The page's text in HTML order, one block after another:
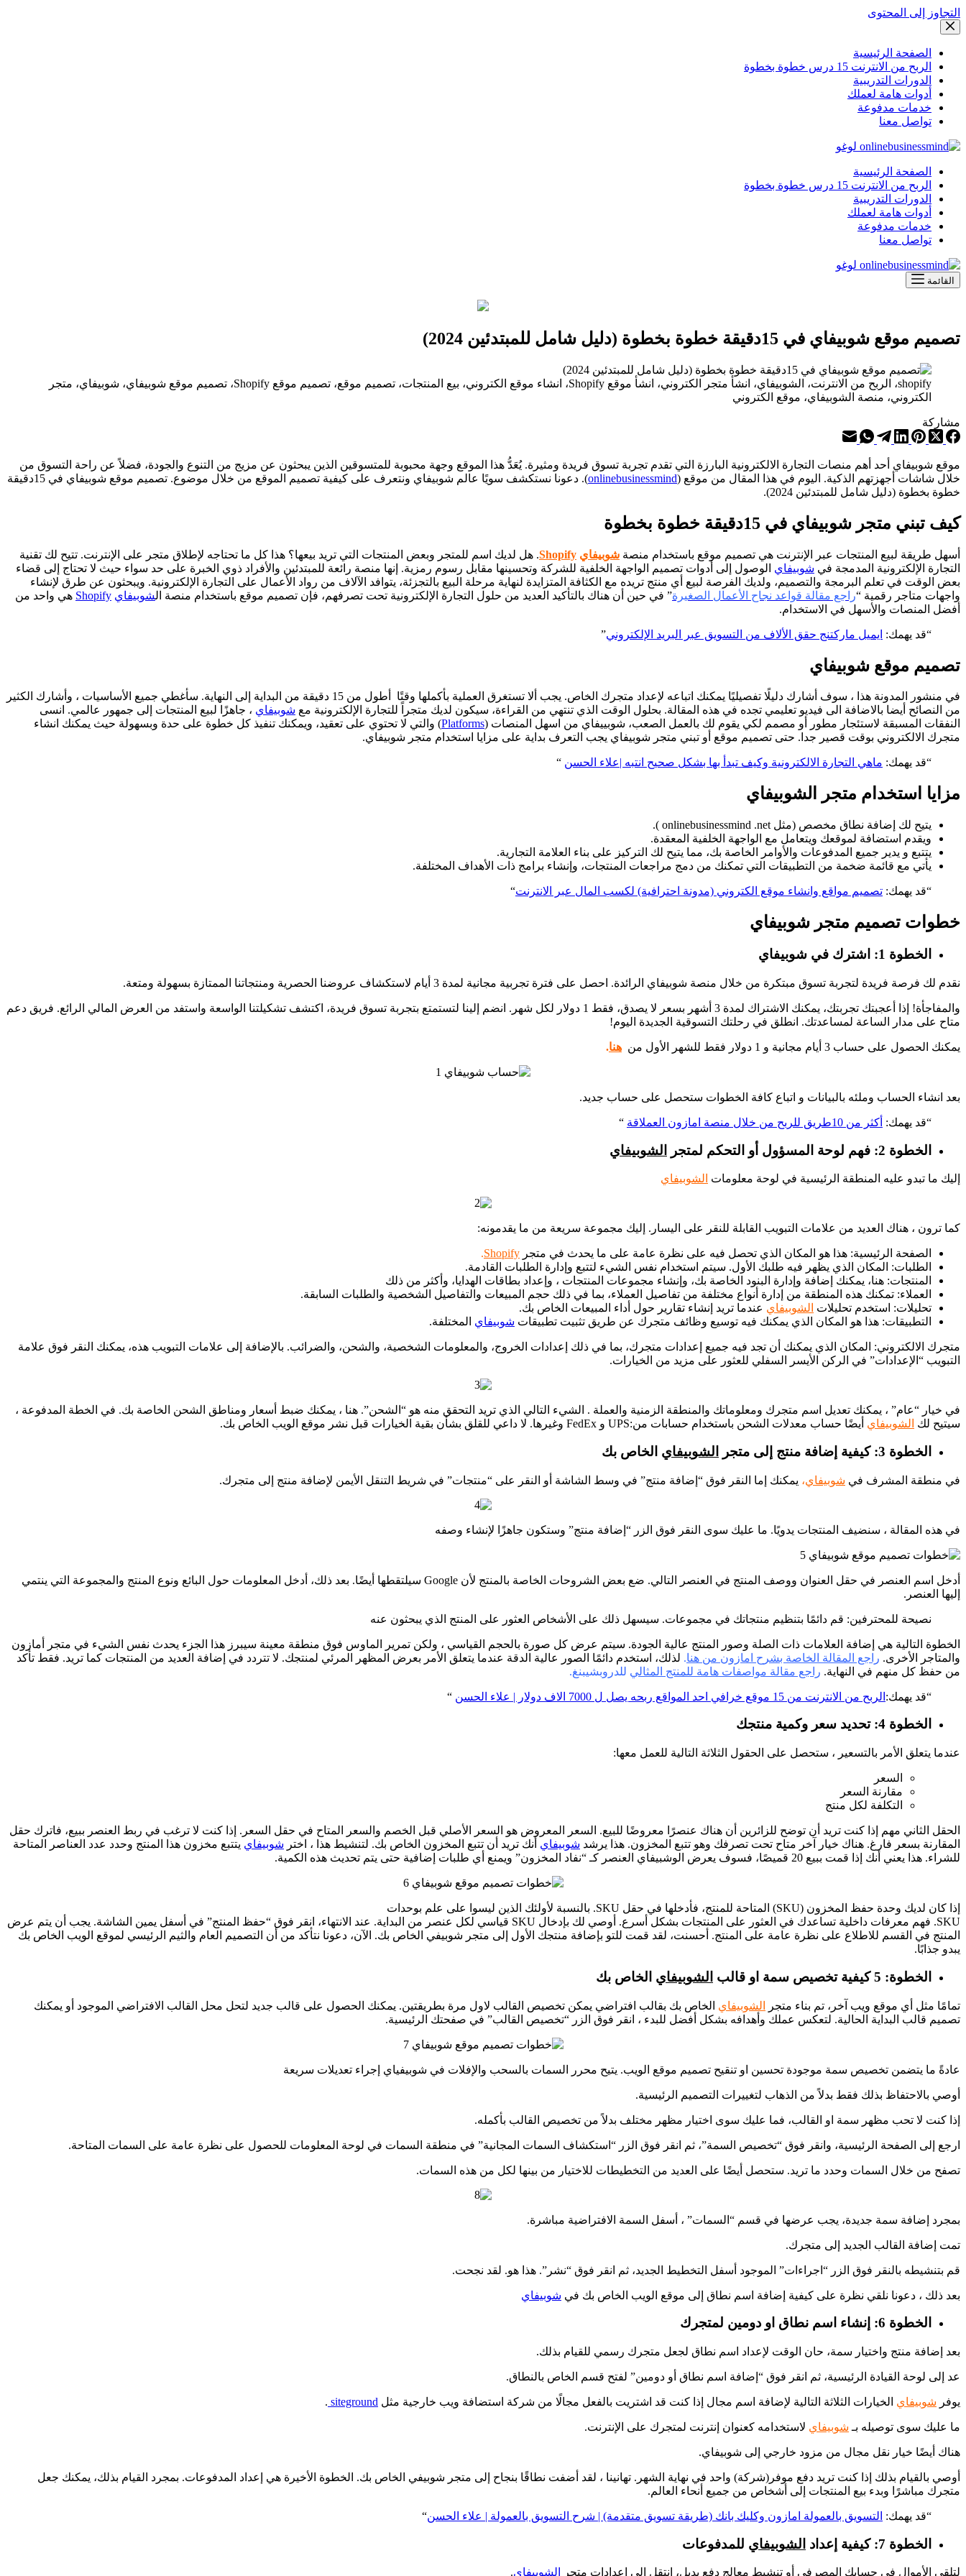
التجاوز إلى المحتوى
الصفحة الرئيسية
الربح من الانترنت 15 درس خطوة بخطوة
الدورات التدريبية
أدوات هامة لعملك
خدمات مدفوعة
تواصل معنا
الصفحة الرئيسية
الربح من الانترنت 15 درس خطوة بخطوة
الدورات التدريبية
أدوات هامة لعملك
خدمات مدفوعة
تواصل معنا
القائمة
تصميم موقع شوبيفاي في 15دقيقة خطوة بخطوة (دليل شامل للمبتدئين 2024)
shopify، الربح من الانترنت، الشوبيفاي، انشأ متجر الكتروني، انشأ موقع Shopify، انشاء موقع الكتروني، بيع المنتجات، تصميم موقع، تصميم موقع Shopify، تصميم موقع شوبيفاي، شوبيفاي، متجر
الكتروني، منصة الشوبيفاي، موقع الكتروني
مشاركة
موقع شوبيفاي أحد أهم منصات التجارة الالكترونية البارزة التي تقدم تجربة تسوق فريدة ومثيرة. يُعَدُّ هذا الموقع وجهة محبوبة للمتسوقين الذين يبحثون عن مزيج من التنوع والجودة، فضلاً عن راحة التسوق من
خلال شاشات أجهزتهم الذكية. اليوم في هذا المقال من موقع (onlinebusinessmind
). دعونا نستكشف سويًا عالم شوبيفاي ونتعرف على كيفية تصميم الموقع من خلال موضوع. تصميم موقع شوبيفاي في 15دقيقة
خطوة بخطوة (دليل شامل للمبتدئين 2024).
كيف تبني متجر شوبيفاي في 15دقيقة خطوة بخطوة
أسهل طريقة لبيع المنتجات عبر الإنترنت هي تصميم موقع باستخدام منصة شوبيفاي Shopify. هل لديك اسم للمتجر وبعض المنتجات التي تريد بيعها؟ هذا كل ما تحتاجه لإطلاق متجر على الإنترنت. تتيح لك تقنية
التجارة الإلكترونية المدمجة في شوبيفاي الوصول إلى أدوات تصميم الواجهة الخلفية للشركة وتحسينها مقابل رسوم رمزية. إنها منصة رائعة للمبتدئين والأفراد ذوي الخبرة على حد سواء حيث لا تحتاج إلى قضاء
بعض الوقت في تعلم البرمجة والتصميم، ولديك الفرصة لبيع أي منتج تريده مع الكثافة المتزايدة لنهاية مرحلة البيع بالتجزئة، يتوافد الآلاف من رواد الأعمال على التجارة الإلكترونية. ويبحثون عن طرق لإنشاء
واجهات متاجر رقمية “راجع مقالة قواعد نجاح الأعمال الصغيرة” في حين أن هناك بالتأكيد العديد من حلول التجارة الإلكترونية تحت تصرفهم، فإن تصميم موقع باستخدام منصة الشوبيفاي Shopify هي واحد من
أفضل المنصات والأسهل في الاستخدام.
“قد يهمك: ايميل ماركتنج حقق الألاف من التسويق عبر البريد الإلكتروني”
تصميم موقع شوبيفاي
في منشور المدونة هذا ، سوف أشارك دليلًا تفصيليًا يمكنك اتباعه لإعداد متجرك الخاص. يجب ألا تستغرق العملية بأكملها وقتًا أطول من 15 دقيقة من البداية إلى النهاية. سأغطي جميع الأساسيات ، وأشارك الكثير
من النصائح أيضا بالاضافة الى فيديو تعليمي تجده في هذه المقالة. بحلول الوقت الذي تنتهي من القراءة، سيكون لديك متجراً للتجارة الإلكترونية مع شوبيفاي ، جاهزًا لبيع المنتجات إلى جمهور عالمي. انسى
النفقات المسبقة لاستئجار مطور أو مصمم لكي يقوم لك بالعمل الصعب، شوبييفاي من اسهل المنصات (Platforms) والتي لا تحتوي على تعقيد، ويمكنك تنفيذ كل خطوة على حدة وبسهولة حيث يمكنك انشاء
متجرك الالكتروني بوقت قصير جدا. حتى تصميم موقع أو تبني متجر شوبيفاي يجب التعرف بداية على مزايا استخدام متجر شوبيفاي.
“قد يهمك: ماهي التجارة الالكترونية وكيف تبدأ بها بشكل صحيح انتبه |علاء الحسن “
مزايا استخدام متجر الشوبيفاي
يتيح لك إضافة نطاق مخصص (مثل onlinebusinessmind .net ).
ويقدم استضافة لموقعك ويتعامل مع الواجهة الخلفية المعقدة.
يتتبع و يدير جميع المدفوعات والأوامر الخاصة بك، مما يتيح لك التركيز على بناء العلامة التجارية.
يأتي مع قائمة ضخمة من التطبيقات التي تمكنك من دمج مراجعات المنتجات، وإنشاء برامج ذات الأهداف المختلفة.
“قد يهمك: تصميم مواقع وانشاء موقع الكتروني (مدونة احترافية) لكسب المال عبر الانترنت“
خطوات تصميم متجر شوبيفاي
الخطوة 1: اشترك في شوبيفاي
نقدم لك فرصة فريدة لتجربة تسوق مبتكرة من خلال منصة شوبيفاي الرائدة. احصل على فترة تجربية مجانية لمدة 3 أيام لاستكشاف عروضنا الحصرية ومنتجاتنا الممتازة بسهولة ومتعة.
والمفاجأة! إذا أعجبتك تجربتك، يمكنك الاشتراك لمدة 3 أشهر بسعر لا يصدق، فقط 1 دولار لكل شهر. انضم إلينا لتستمتع بتجربة تسوق فريدة، اكتشف تشكيلتنا الواسعة واستفد من العرض المالي الرائع. فريق دعم
متاح على مدار الساعة لمساعدتك. انطلق في رحلتك التسوقية الجديدة اليوم!
يمكنك الحصول على حساب 3 أيام مجانية و 1 دولار فقط للشهر الأول من هنا.
بعد انشاء الحساب وملئه بالبيانات و اتباع كافة الخطوات ستحصل على حساب جديد.
“قد يهمك: أكثر من 10طريق للربح من خلال منصة امازون العملاقة “
الخطوة 2: فهم لوحة المسؤول أو التحكم لمتجر الشوبيفاي
إليك ما تبدو عليه المنطقة الرئيسية في لوحة معلومات الشوبيفاي
كما ترون ، هناك العديد من علامات التبويب القابلة للنقر على اليسار. إليك مجموعة سريعة من ما يقدمونه:
الصفحة الرئيسية: هذا هو المكان الذي تحصل فيه على نظرة عامة على ما يحدث في متجر Shopify
.
الطلبات: المكان الذي يظهر فيه طلبك الأول. سيتم استخدام نفس الشيء لتتبع وإدارة الطلبات القادمة.
المنتجات: هنا، يمكنك إضافة وإدارة البنود الخاصة بك، وإنشاء مجموعات المنتجات ، وإعداد بطاقات الهدايا، وأكثر من ذلك
العملاء: تمكنك هذه المنطقة من إدارة أنواع مختلفة من تفاصيل العملاء، بما في ذلك حجم المبيعات والتفاصيل الشخصية والطلبات السابقة.
تحليلات: استخدم تحليلات الشوبيفاي عندما تريد إنشاء تقارير حول أداء المبيعات الخاص بك.
التطبيقات: هذا هو المكان الذي يمكنك فيه توسيع وظائف متجرك عن طريق تثبيت تطبيقات شوبيفاي المختلفة.
متجرك الالكتروني: المكان الذي يمكنك أن تجد فيه جميع إعدادات متجرك، بما في ذلك إعدادات الخروج، والمعلومات الشخصية، والشحن، والضرائب. بالإضافة إلى علامات التبويب هذه، يمكنك النقر فوق علامة
التبويب “الإعدادات” في الركن الأيسر السفلي للعثور على مزيد من الخيارات.
في خيار “عام” ، يمكنك تعديل اسم متجرك ومعلوماتك والمنطقة الزمنية والعملة . الشيء التالي الذي تريد التحقق منه هو “الشحن”. هنا ، يمكنك ضبط أسعار ومناطق الشحن الخاصة بك. في الخطة المدفوعة ،
سيتيح لك الشوبيفاي أيضًا حساب معدلات الشحن باستخدام حسابات من:UPS و FedEx وغيرها. لا داعي للقلق بشأن بقية الخيارات قبل نشر موقع الويب الخاص بك.
الخطوة 3: كيفية إضافة منتج إلى متجر الشوبيفاي الخاص بك
في منطقة المشرف في شوبيفاي، يمكنك إما النقر فوق “إضافة منتج” في وسط الشاشة أو النقر على “منتجات” في شريط التنقل الأيمن لإضافة منتج إلى متجرك.
في هذه المقالة ، سنضيف المنتجات يدويًا. ما عليك سوى النقر فوق الزر “إضافة منتج” وستكون جاهزًا لإنشاء وصفه
أدخل اسم العنصر في حقل العنوان ووصف المنتج في العنصر التالي. ضع بعض الشروحات الخاصة بالمنتج لأن Google سيلتقطها أيضًا. بعد ذلك، أدخل المعلومات حول البائع ونوع المنتج والمجموعة التي ينتمي
إليها العنصر.
نصيحة للمحترفين: قم دائمًا بتنظيم منتجاتك في مجموعات. سيسهل ذلك على الأشخاص العثور على المنتج الذي يبحثون عنه
الخطوة التالية هي إضافة العلامات ذات الصلة وصور المنتج عالية الجودة. سيتم عرض كل صورة بالحجم القياسي ، ولكن تمرير الماوس فوق منطقة معينة سيبرز هذا الجزء يحدث نفس الشيء في متجر أمازون
والمتاجر الأخرى. راجع المقالة الخاصة بشرح امازون من هنا. لذلك، استخدم دائمًا الصور عالية الدقة عندما يتعلق الأمر بعرض المظهر المرئي لمنتجك. لا تتردد في إضافة العديد من المنتجات كما تريد. فقط تأكد
من حفظ كل منهم في النهاية. راجع مقالة مواصفات هامة للمنتج المثالي للدروبشيبنغ.
“قد يهمك: الربح من الانترنت من 15 موقع خرافي احد المواقع ربحه يصل ل 7000 الاف دولار | علاء الحسن “
الخطوة 4: تحديد سعر وكمية منتجك
عندما يتعلق الأمر بالتسعير ، ستحصل على الحقول الثلاثة التالية للعمل معها:
السعر
مقارنة السعر
التكلفة لكل منتج
الحقل الثاني مهم إذا كنت تريد أن توضح للزائرين أن هناك عنصرًا معروضًا للبيع. السعر المعروض هو السعر الأصلي قبل الخصم والسعر المتاح في حقل السعر. إذا كنت لا ترغب في ربط العنصر ببيع، فاترك حقل
المقارنة بسعر فارغ. هناك خيار آخر متاح تحت تصرفك وهو تتبع المخزون. هذا يرشد شوبيفاي أنك تريد أن تتبع المخزون الخاص بك. لتنشيط هذا ، اختر شوبيفاي يتتبع مخزون هذا المنتج وحدد عدد العناصر المتاحة
للشراء. هذا يعني أنك إذا قمت ببيع 20 قميصًا، فسوف يعرض الوشبيفاي العنصر كـ “نفاد المخزون” ويمنع أي طلبات إضافية حتى يتم تحديث هذه الكمية.
إذا كان لديك وحدة حفظ المخزون (SKU) المتاحة للمنتج، فأدخلها في حقل SKU. بالنسبة لأولئك الذين ليسوا على علم بوحدات
SKU. فهم معرفات داخلية تساعدك في العثور على المنتجات بشكل أسرع. أوصي لك بإدخال SKU قياسي لكل عنصر من البداية. عند الانتهاء، انقر فوق “حفظ المنتج” في أسفل يمين الشاشة. يجب أن يتم عرض
المنتج في القسم للاطلاع على نظرة عامة على المنتج. أحسنت، لقد قمت للتو بإضافة منتجك الأول إلى متجر شوبيفي الخاص بك. الآن، دعونا نتأكد من أن التصميم العام والثيم الرئيسي لموقع الويب الخاص بك
يبدو جذابًا.
الخطوة: 5 كيفية تخصيص سمة او قالب الشوبيفاي الخاص بك
تمامًا مثل أي موقع ويب آخر، تم بناء متجر الشوبيفاي الخاص بك بقالب افتراضي يمكن تخصيص القالب لاول مرة بطريقتين. يمكنك الحصول على قالب جديد لتحل محل القالب الافتراضي الموجود أو يمكنك
تصميم قالب البداية الحالية. لتعكس عملك وأهدافه بشكل أفضل للبدء ، انقر فوق الزر “تخصيص القالب” في صفحتك الرئيسية.
عادةً ما يتضمن تخصيص سمة موجودة تحسين او تنقيح تصميم موقع الويب. يتيح محرر السمات بالسحب والإفلات في شوبيفياي إجراء تعديلات سريعة
أوصي بالاحتفاظ بذلك فقط بدلاً من الذهاب لتغييرات التصميم الرئيسية.
إذا كنت لا تحب مظهر سمة او القالب، فما عليك سوى اختيار مظهر مختلف بدلاً من تخصيص القالب بأكمله.
ارجع إلى الصفحة الرئيسية، وانقر فوق “تخصيص السمة”، ثم انقر فوق الزر “استكشاف السمات المجانية” في منطقة السمات في لوحة المعلومات للحصول على نظرة عامة على السمات المتاحة.
تصفح من خلال السمات وحدد ما تريد. ستحصل أيضًا على العديد من التخطيطات للاختيار من بينها لكل من هذه السمات.
بمجرد إضافة سمة جديدة، يجب عرضها في قسم “السمات” ، أسفل السمة الافتراضية مباشرة.
تمت إضافة القالب الجديد إلى متجرك.
قم بتنشيطه بالنقر فوق الزر “اجراءات” الموجود أسفل التخطيط الجديد، ثم انقر فوق “نشر”. هذا هو. لقد نجحت.
بعد ذلك ، دعونا نلقي نظرة على كيفية إضافة اسم نطاق إلى موقع الويب الخاص بك في شوبيفاي
الخطوة 6: إنشاء اسم نطاق او دومين لمتجرك
بعد إضافة منتج واختيار سمة، حان الوقت لإعداد اسم نطاق لجعل متجرك رسمي للقيام بذلك.
عد إلى لوحة القيادة الرئيسية، ثم انقر فوق “إضافة اسم نطاق أو دومين” لفتح قسم الخاص بالنطاق.
يوفر شوبيفاي الخيارات الثلاثة التالية لإضافة اسم مجال إذا كنت قد اشتريت بالفعل مجالًا من شركة استضافة ويب خارجية مثل siteground
.
ما عليك سوى توصيله بـ شوبيفاي لاستخدامه كعنوان إنترنت لمتجرك على الإنترنت.
هناك أيضًا خيار نقل مجال من مزود خارجي إلى شوبيفاي.
أوصي بالقيام بذلك إذا كنت تريد دفع موفر(شركة) واحد في نهاية الشهر. تهانينا ، لقد أضفت نطاقًا بنجاح إلى متجر شوبيفي الخاص بك. الخطوة الأخيرة هي إعداد المدفوعات. بمجرد القيام بذلك، يمكنك جعل
متجرك مباشرًا وبدء بيع المنتجات إلى أشخاص من جميع أنحاء العالم.
“قد يهمك: التسويق بالعمولة امازون وكليك بانك (طريقة تسويق متقدمة) | شرح التسويق بالعمولة | علاء الحسن“
الخطوة 7: كيفية إعداد الشوبيفاي للمدفوعات
لتلقي الأموال في حسابك المصرفي أو تنشيط معالج دفع بديل، انتقل إلى إعدادات متجر الشوبيفاي.